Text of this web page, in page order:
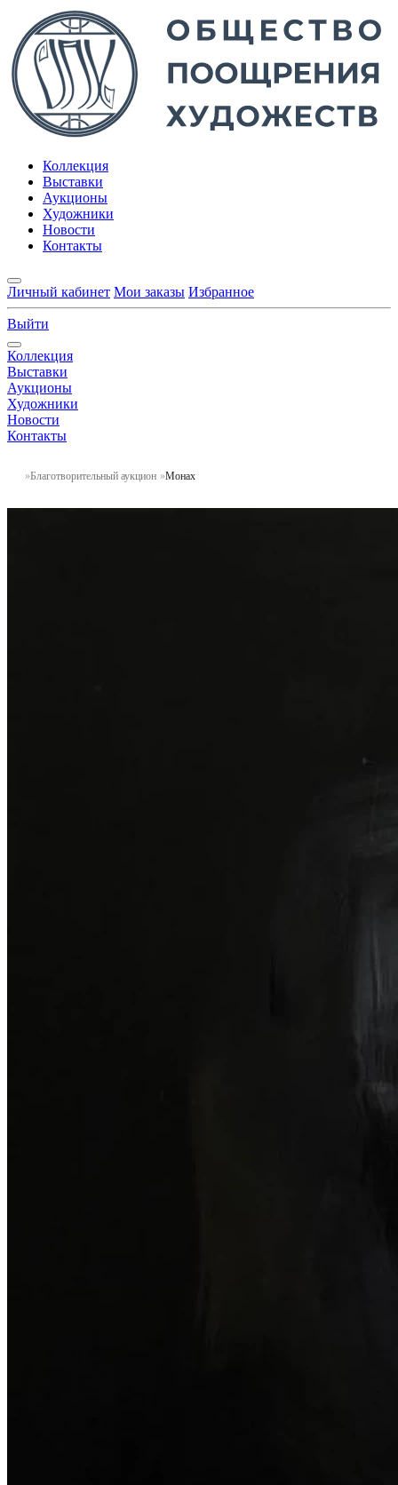
Коллекция
Выставки
Аукционы
Художники
Новости
Контакты
Личный кабинет Мои заказы Избранное
Выйти
Коллекция
Выставки
Аукционы
Художники
Новости
Контакты
Благотворительный аукцион Монах